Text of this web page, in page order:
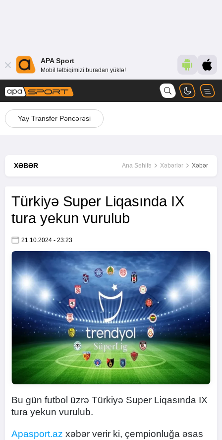
APA Sport
Mobil tətbiqimizi buradan yüklə!
Yay Transfer Pəncərəsi
XƏBƏR Ana Səhifə Xəbərlər Xəbər
Türkiyə Super Liqasında IX
tura yekun vurulub
21.10.2024 - 23:23
Bu gün futbol üzrə Türkiyə Super Liqasında IX
tura yekun vurulub.
Apasport.az xəbər verir ki, çempionluğa əsas